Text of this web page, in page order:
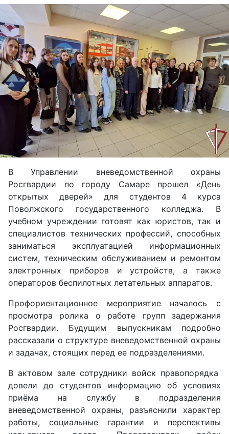
В Управлении вневедомственной охраны
Росгвардии по городу Самаре прошел «День
открытых дверей» для студентов 4 курса
Поволжского государственного колледжа. В
учебном учреждении готовят как юристов, так и
специалистов технических профессий, способных
заниматься эксплуатацией информационных
систем, техническим обслуживанием и ремонтом
электронных приборов и устройств, а также
операторов беспилотных летательных аппаратов.
Профориентационное мероприятие началось с
просмотра ролика о работе групп задержания
Росгвардии. Будущим выпускникам подробно
рассказали о структуре вневедомственной охраны
и задачах, стоящих перед ее подразделениями.
В актовом зале сотрудники войск правопорядка
довели до студентов информацию об условиях
приёма на службу в подразделения
вневедомственной охраны, разъяснили характер
работы, социальные гарантии и перспективы